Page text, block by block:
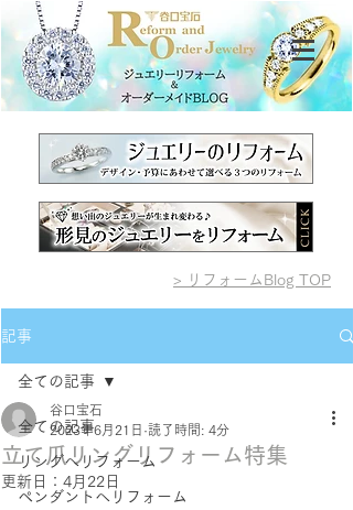
> リフォームBlog TOP
記事
全ての記事
リングへリフォーム
ペンダントへリフォーム
全ての記事
立て爪リングリフォーム特集
谷口宝石
2023年6月21日 読了時間: 4分
更新日： 4月22日